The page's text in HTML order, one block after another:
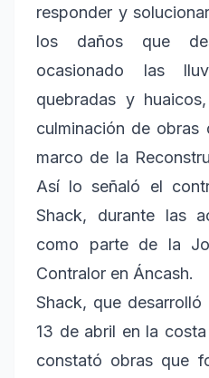
responder y
los daños que
ocasionado las
quebradas y
culminación de obras
marco de la
Así lo señaló el
Shack, durante las
como parte de la
Contralor en Áncash.
Shack, que
13 de abril en la
constató obras que